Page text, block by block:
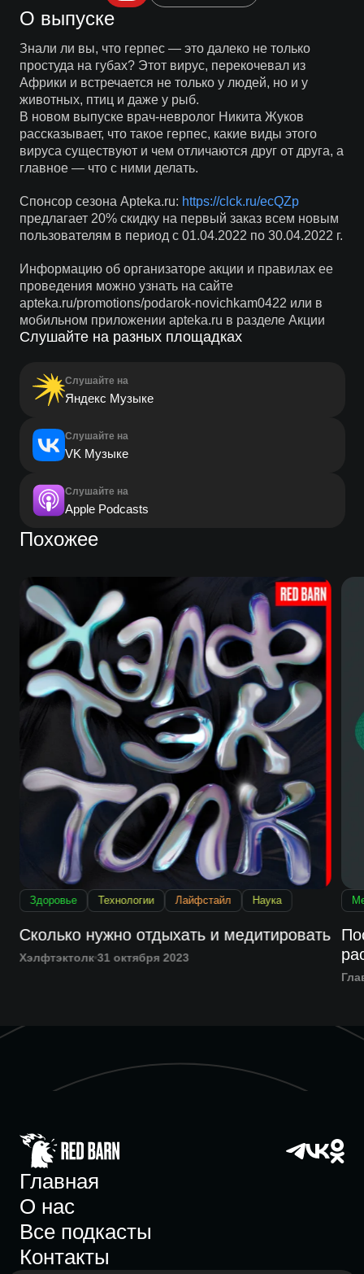
О выпуске
Знали ли вы, что герпес — это далеко не только
простуда на губах? Этот вирус, перекочевал из
Африки и встречается не только у людей, но и у
животных, птиц и даже у рыб.
В новом выпуске врач-невролог Никита Жуков
рассказывает, что такое герпес, какие виды этого
вируса существуют и чем отличаются друг от друга, а
главное — что с ними делать.
Спонсор сезона Apteka.ru: https://clck.ru/ecQZp
предлагает 20% скидку на первый заказ всем новым
пользователям в период с 01.04.2022 по 30.04.2022 г.
Информацию об организаторе акции и правилах ее
проведения можно узнать на сайте
apteka.ru/promotions/podarok-novichkam0422 или в
мобильном приложении apteka.ru в разделе Акции
Слушайте на разных площадках
Слушайте на
Яндекс Музыке
Слушайте на
VK Музыке
Слушайте на
Apple Podcasts
Похожее
Здоровье Технологии Лайфстайл Наука
Сколько нужно отдыхать и медитировать
Хэлфтэктолк 31 октября 2023
Главная
О нас
Все подкасты
Контакты